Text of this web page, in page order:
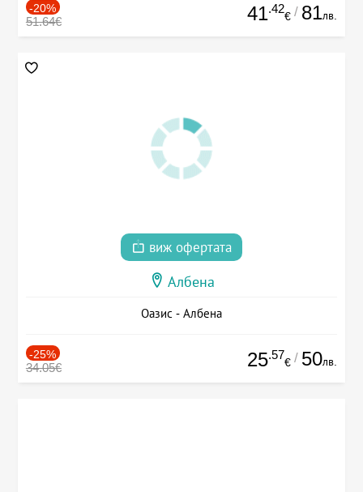
-20%
51.64€ 41.42
€ / 81лв.
виж офертата
Албена
Оазис - Албена
-25%
34.05€ 25.57
€ / 50лв.